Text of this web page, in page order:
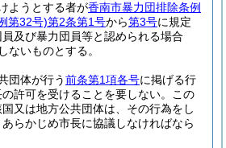
ようとする者が香南市暴力団排除条例
第32号)第2条第1号から第3号に規定
及び暴力団員等と認められる場合
ないものとする。
団体が行う前条第1項各号に掲げる行
許可を受けることを要しない。
この
又は地方公共団体は、その行為をし
らかじめ市長に協議しなければなら